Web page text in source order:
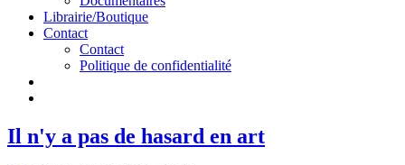
Librairie/Boutique
Contact
Contact
Politique de confidentialité
Il n'y a pas de hasard en art